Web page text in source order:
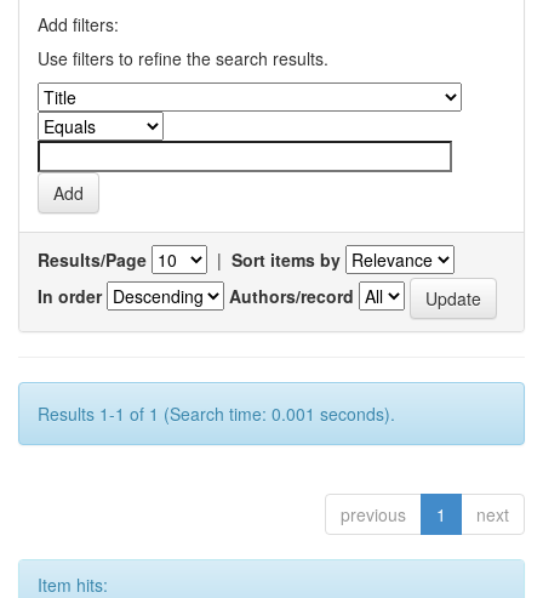
Add filters:
Use filters to refine the search results.
Results/Page | Sort items by
In order
Authors/record
Results 1-1 of 1 (Search time: 0.001 seconds).
previous 1 next
Item hits: